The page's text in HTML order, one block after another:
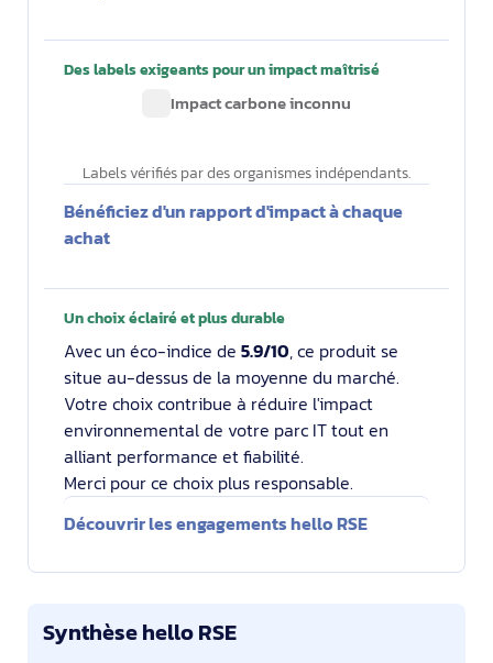
Des labels exigeants pour un impact maîtrisé
Impact carbone inconnu
Labels vérifiés par des organismes indépendants.
Bénéficiez d'un rapport d'impact à chaque
achat
Un choix éclairé et plus durable
Avec un éco-indice de 5.9/10, ce produit se
situe au-dessus de la moyenne du marché.
Votre choix contribue à réduire l'impact
environnemental de votre parc IT tout en
alliant performance et fiabilité.
Merci pour ce choix plus responsable.
Découvrir les engagements hello RSE
Synthèse hello RSE